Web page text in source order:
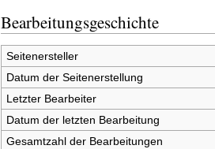
Bearbeitungsgeschichte
Seitenersteller
Datum der Seitenerstellung
Letzter Bearbeiter
Datum der letzten Bearbeitung
Gesamtzahl der Bearbeitungen